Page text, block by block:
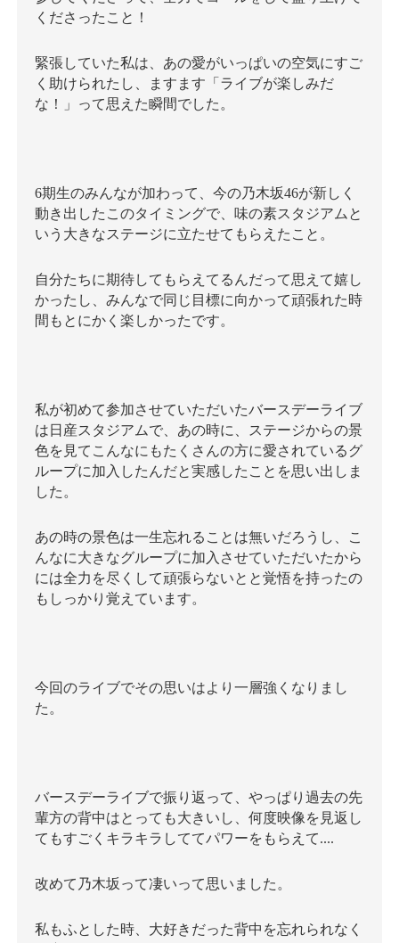
くださったこと！
緊張していた私は、あの愛がいっぱいの空気にすご
く助けられたし、ますます「ライブが楽しみだ
な！」って思えた瞬間でした。
6期生のみんなが加わって、今の乃木坂46が新しく
動き出したこのタイミングで、味の素スタジアムと
いう大きなステージに立たせてもらえたこと。
自分たちに期待してもらえてるんだって思えて嬉し
かったし、みんなで同じ目標に向かって頑張れた時
間もとにかく楽しかったです。
私が初めて参加させていただいたバースデーライブ
は日産スタジアムで、あの時に、ステージからの景
色を見てこんなにもたくさんの方に愛されているグ
ループに加入したんだと実感したことを思い出しま
した。
あの時の景色は一生忘れることは無いだろうし、こ
んなに大きなグループに加入させていただいたから
には全力を尽くして頑張らないとと覚悟を持ったの
もしっかり覚えています。
今回のライブでその思いはより一層強くなりまし
た。
バースデーライブで振り返って、やっぱり過去の先
輩方の背中はとっても大きいし、何度映像を見返し
てもすごくキラキラしててパワーをもらえて....
改めて乃木坂って凄いって思いました。
私もふとした時、大好きだった背中を忘れられなく